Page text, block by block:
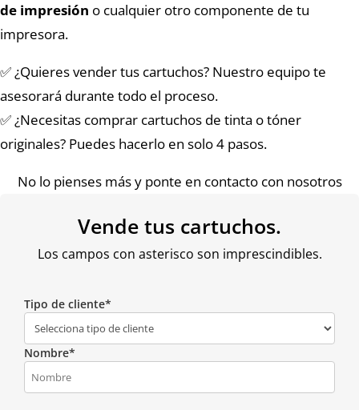
de impresión o cualquier otro componente de tu
impresora.
✅ ¿Quieres vender tus cartuchos? Nuestro equipo te
asesorará durante todo el proceso.
✅ ¿Necesitas comprar cartuchos de tinta o tóner
originales? Puedes hacerlo en solo 4 pasos.
No lo pienses más y ponte en contacto con nosotros
Vende tus cartuchos.
Los campos con asterisco son imprescindibles.
Tipo de cliente*
Nombre*